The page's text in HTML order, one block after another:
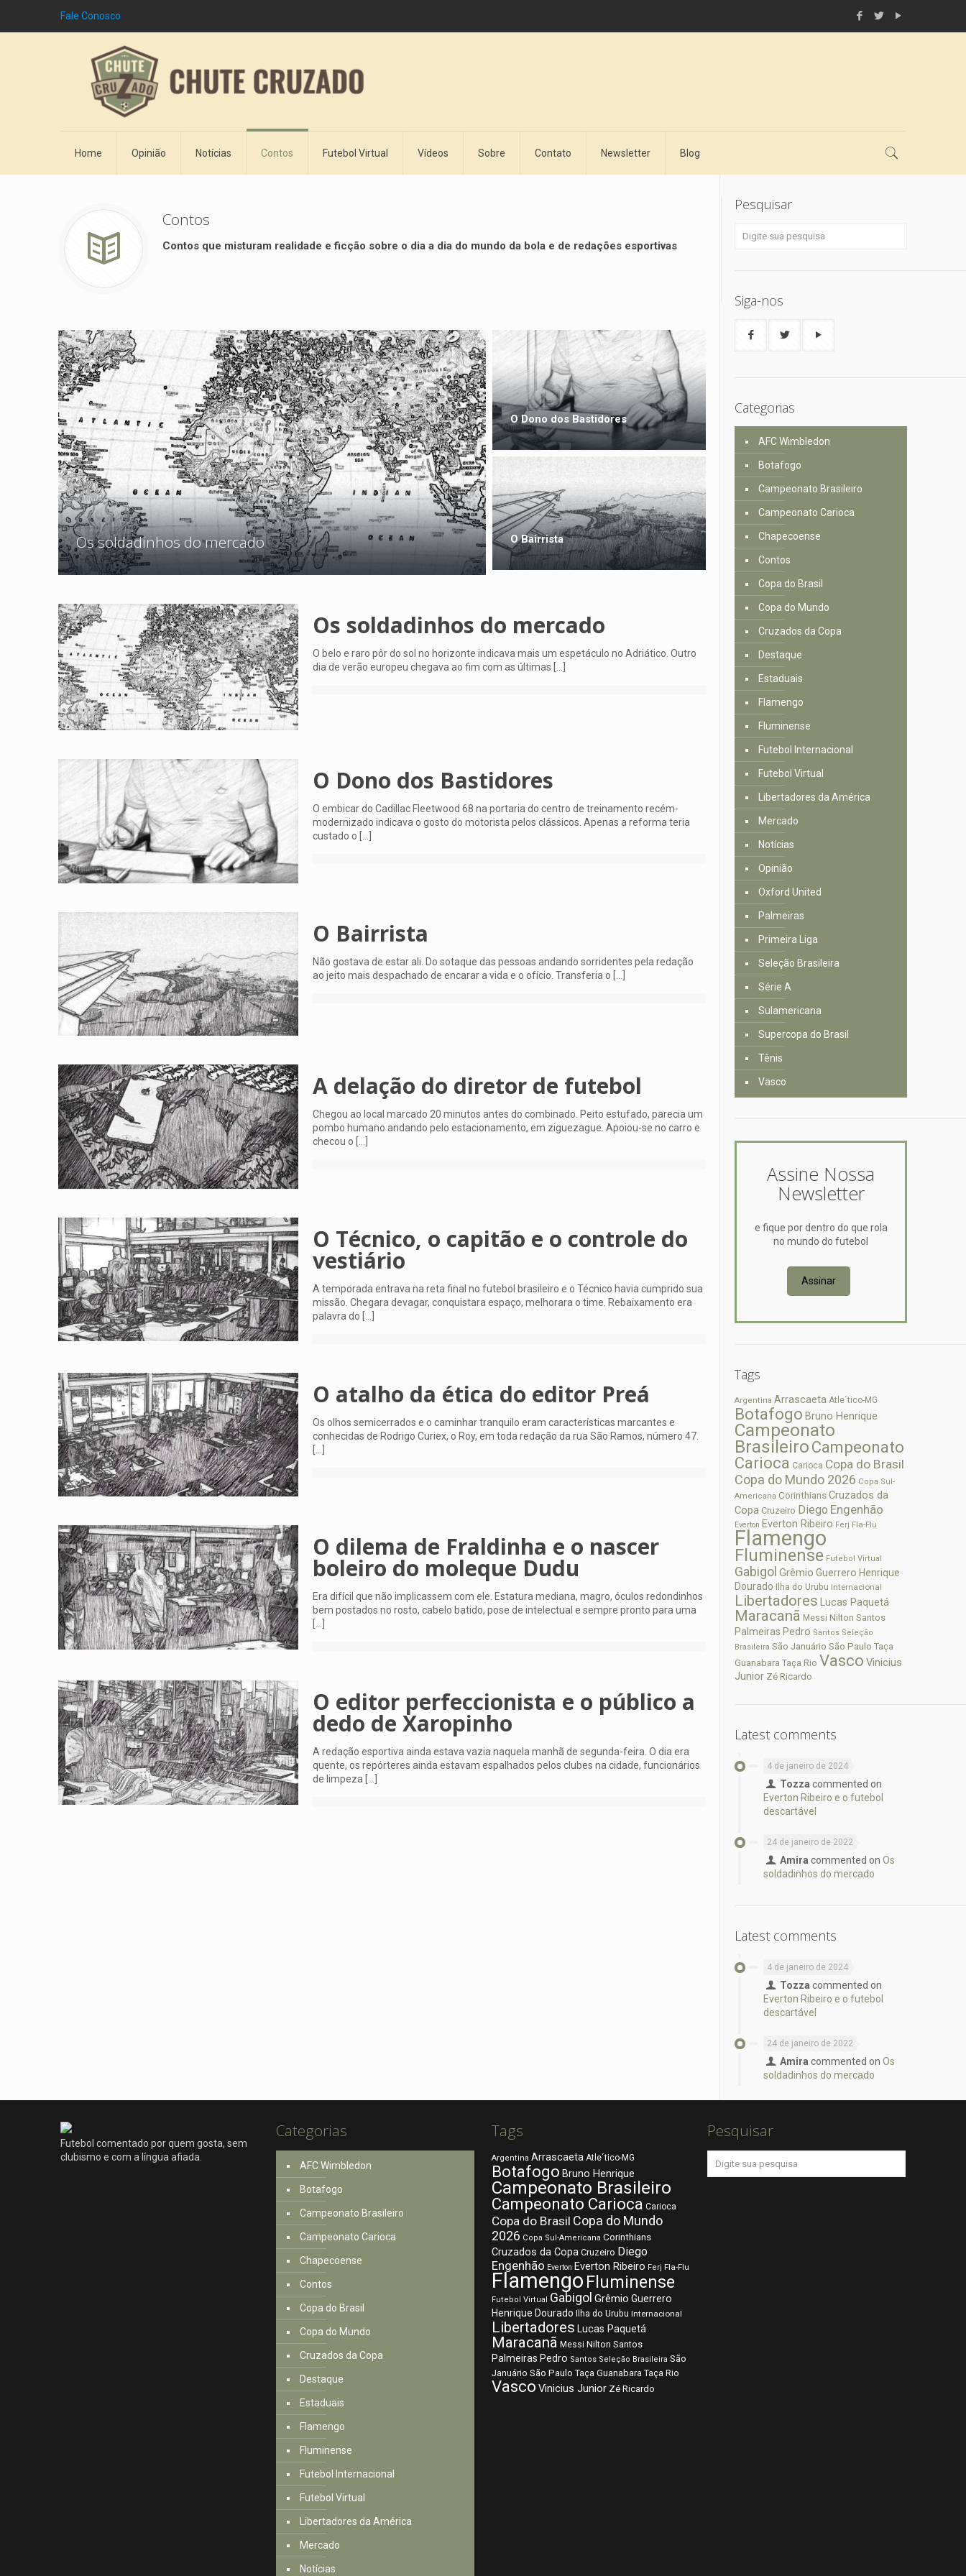
Fale Conosco
Home Opinião Notícias Contos Futebol Virtual Vídeos Sobre Contato Newsletter Blog
Contos
Contos que misturam realidade e ficção sobre o dia a dia do mundo da bola e de redações esportivas
Os soldadinhos do mercado
O Dono dos Bastidores
O Bairrista
Os soldadinhos do mercado
O belo e raro pôr do sol no horizonte indicava mais um espetáculo no Adriático. Outro
dia de verão europeu chegava ao fim com as últimas
O Dono dos Bastidores
O embicar do Cadillac Fleetwood 68 na portaria do centro de treinamento recém-
modernizado indicava o gosto do motorista pelos clássicos. Apenas a reforma teria
custado o
O Bairrista
Não gostava de estar ali. Do sotaque das pessoas andando sorridentes pela redação
ao jeito mais despachado de encarar a vida e o ofício. Transferia o […]
A delação do diretor de futebol
Chegou ao local marcado 20 minutos antes do combinado. Peito estufado, parecia um
pombo humano andando pelo estacionamento, em ziguezague. Apoiou-se no carro e
checou o
O Técnico, o capitão e o controle do
vestiário
A temporada entrava na reta final no futebol brasileiro e o Técnico havia cumprido sua
missão. Chegara devagar, conquistara espaço, melhorara o time. Rebaixamento era
palavra do […]
O atalho da ética do editor Preá
Os olhos semicerrados e o caminhar tranquilo eram características marcantes e
conhecidas de Rodrigo Curiex, o Roy, em toda redação da rua São Ramos, número 47.
[…]
O dilema de Fraldinha e o nascer
boleiro do moleque Dudu
Era difícil que não implicassem com ele. Estatura mediana, magro, óculos redondinhos
bem postados no rosto, cabelo batido, pose de intelectual e sempre pronto para uma
O editor perfeccionista e o público a
dedo de Xaropinho
A redação esportiva ainda estava vazia naquela manhã de segunda-feira. O dia era
quente, os repórteres ainda estavam espalhados pelos clubes na cidade, funcionários
de limpeza
Pesquisar
Siga-nos
Categorias
AFC Wimbledon
Botafogo
Campeonato Brasileiro
Campeonato Carioca
Chapecoense
Contos
Copa do Brasil
Copa do Mundo
Cruzados da Copa
Destaque
Estaduais
Flamengo
Fluminense
Futebol Internacional
Futebol Virtual
Libertadores da América
Mercado
Notícias
Opinião
Oxford United
Palmeiras
Primeira Liga
Seleção Brasileira
Série A
Sulamericana
Supercopa do Brasil
Tênis
Vasco
Assine Nossa
Newsletter
e fique por dentro do que rola
no mundo do futebol
Assinar
Tags
Argentina Arrascaeta Atle´tico-MG
Botafogo Bruno Henrique
Campeonato
Brasileiro Campeonato
Carioca Carioca Copa do Brasil
Copa do Mundo 2026 Copa Sul-
Americana Corinthians Cruzados da
Copa Cruzeiro Diego Engenhão
Everton Everton Ribeiro Ferj Fla-Flu
Flamengo
Fluminense Futebol Virtual
Gabigol Grêmio Guerrero Henrique
Dourado Ilha do Urubu Internacional
Libertadores Lucas Paquetá
Maracanã Messi Nilton Santos
Palmeiras Pedro Santos Seleção
Brasileira São Januário São Paulo Taça
Guanabara Taça Rio Vasco Vinicius
Junior Zé Ricardo
Latest comments
4 de janeiro de 2024
Tozza commented on
Everton Ribeiro e o futebol
descartável
24 de janeiro de 2022
Amira commented on Os
soldadinhos do mercado
Latest comments
4 de janeiro de 2024
Tozza commented on
Everton Ribeiro e o futebol
descartável
24 de janeiro de 2022
Amira commented on Os
soldadinhos do mercado
Futebol comentado por quem gosta, sem
clubismo e com a língua afiada.
Categorias
AFC Wimbledon
Botafogo
Campeonato Brasileiro
Campeonato Carioca
Chapecoense
Contos
Copa do Brasil
Copa do Mundo
Cruzados da Copa
Destaque
Estaduais
Flamengo
Fluminense
Futebol Internacional
Futebol Virtual
Libertadores da América
Mercado
Notícias
Tags
Argentina Arrascaeta Atle´tico-MG
Botafogo Bruno Henrique
Campeonato Brasileiro
Campeonato Carioca Carioca
Copa do Brasil Copa do Mundo
2026 Copa Sul-Americana Corinthians
Cruzados da Copa Cruzeiro Diego
Engenhão Everton Everton Ribeiro Ferj Fla-Flu
Flamengo Fluminense
Futebol Virtual Gabigol Grêmio Guerrero
Henrique Dourado Ilha do Urubu Internacional
Libertadores Lucas Paquetá
Maracanã Messi Nilton Santos
Palmeiras Pedro Santos Seleção Brasileira São
Januário São Paulo Taça Guanabara Taça Rio
Vasco Vinicius Junior Zé Ricardo
Pesquisar